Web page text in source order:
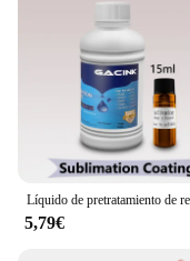
5,79€